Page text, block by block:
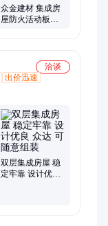
众金建材 集成房
屋防火活动板房
洽谈
出价迅速
双层集成房屋 稳
定牢靠 设计优良